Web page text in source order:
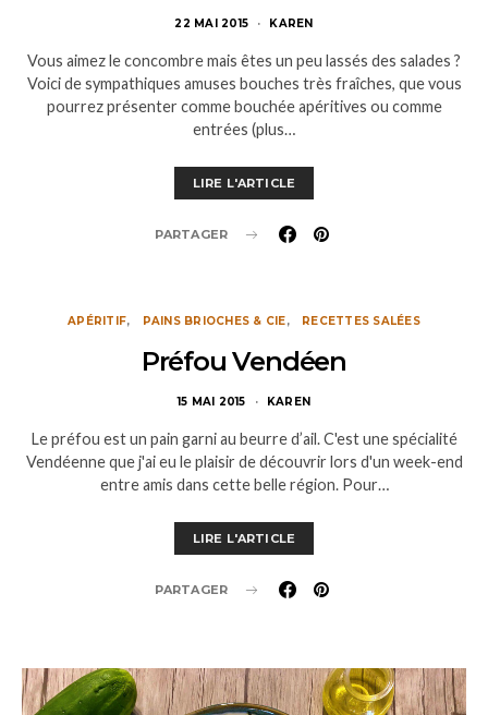
22 MAI 2015 KAREN
Vous aimez le concombre mais êtes un peu lassés des salades ?
Voici de sympathiques amuses bouches très fraîches, que vous
pourrez présenter comme bouchée apéritives ou comme
entrées (plus…
LIRE L'ARTICLE
PARTAGER
APÉRITIF PAINS BRIOCHES & CIE RECETTES SALÉES
Préfou Vendéen
15 MAI 2015 KAREN
Le préfou est un pain garni au beurre d’ail. C'est une spécialité
Vendéenne que j'ai eu le plaisir de découvrir lors d'un week-end
entre amis dans cette belle région. Pour…
LIRE L'ARTICLE
PARTAGER